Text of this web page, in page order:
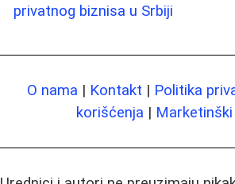
privatnog biznisa u Srbiji
O nama | Kontakt | Politika
korišćenja |